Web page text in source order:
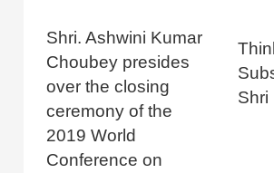
Shri. Ashwini Kumar
Choubey presides
over the closing
ceremony of the
2019 World
Conference on
Shri